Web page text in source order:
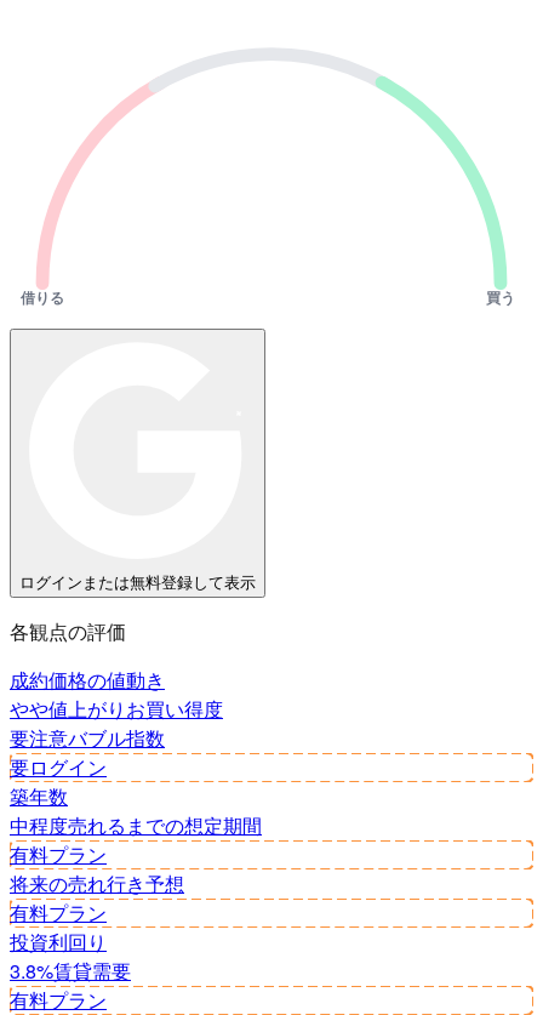
借りる 買う
ログインまたは無料登録して表示
各観点の評価
成約価格の値動き
やや値上がり お買い得度
要注意バブル指数
要ログイン
築年数
中程度売れるまでの想定期間
有料プラン
将来の売れ行き予想
有料プラン
投資利回り
3.8%賃貸需要
有料プラン